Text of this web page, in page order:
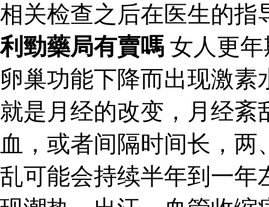
相关检查之后在医生的
利勁藥局有賣嗎 女人更
卵巢功能下降而出现激
就是月经的改变，月经紊
血，或者间隔时间长，
乱可能会持续半年到一年